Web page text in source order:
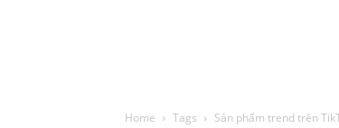
Home Tags Sản phẩm trend trên